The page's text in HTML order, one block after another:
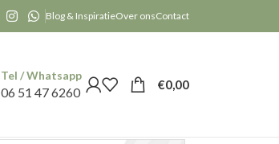
Blog & InspiratieOver onsContact
Tel / Whatsapp
06 51 47 6260
€0,00